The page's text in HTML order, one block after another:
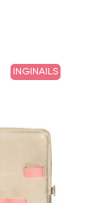
INGINAILS